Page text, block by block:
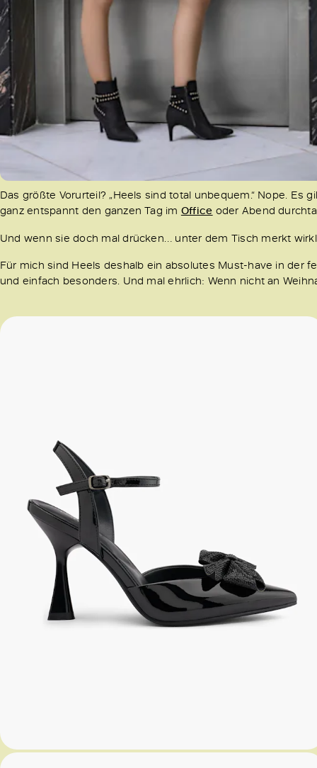
Das größte Vorurteil? „Heels sind total unbequem.“ Nope.
ganz entspannt den ganzen Tag im Office oder Abend
Und wenn sie doch mal drücken… unter dem Tisch merkt
Für mich sind Heels deshalb ein absolutes Must-have in der
und einfach besonders. Und mal ehrlich: Wenn nicht an